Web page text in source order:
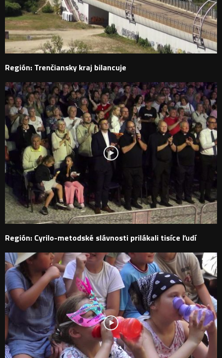
Región: Trenčiansky kraj bilancuje
Región: Cyrilo-metodské slávnosti prilákali tisíce ľudí